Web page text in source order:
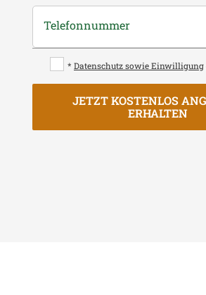
Telefonnummer
* Datenschutz sowie Einwilligung
JETZT KOSTENLOS
ERHALTEN